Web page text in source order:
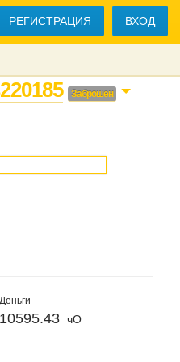
РЕГИСТРАЦИЯ ВХОД
Заброшен
Деньги
10595.43 чО